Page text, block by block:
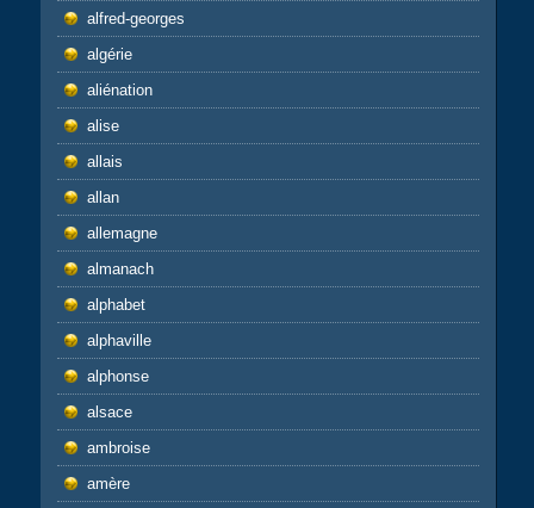
alfred-georges
algérie
aliénation
alise
allais
allan
allemagne
almanach
alphabet
alphaville
alphonse
alsace
ambroise
amère